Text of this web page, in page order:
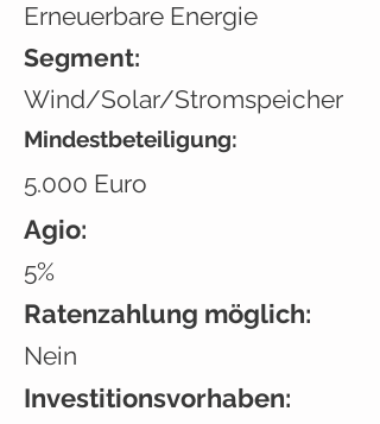
Erneuerbare Energie
Segment:
Wind/Solar/Stromspeicher
Mindestbeteiligung:
5.000 Euro
Agio:
5%
Ratenzahlung möglich:
Nein
Investitionsvorhaben: